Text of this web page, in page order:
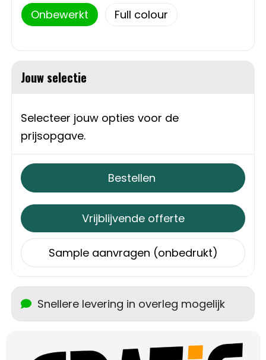
Tablettassen
Aktetassen
Promotietassen
Goodiebags
Onbewerkt Full colour
Jouw selectie
Selecteer jouw opties voor de
prijsopgave.
Bestellen
Vrijblijvende offerte
Sample aanvragen (onbedrukt)
Snellere levering in overleg mogelijk